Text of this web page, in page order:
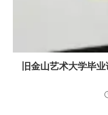
旧金山艺术大学毕